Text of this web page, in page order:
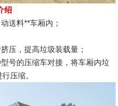
绍
送料**车厢内；
压，提高垃圾装载量；
号的压缩车对接，将车厢内垃
压缩。